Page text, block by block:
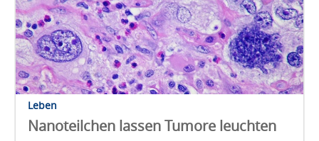
Leben
Nanoteilchen lassen Tumore leuchten